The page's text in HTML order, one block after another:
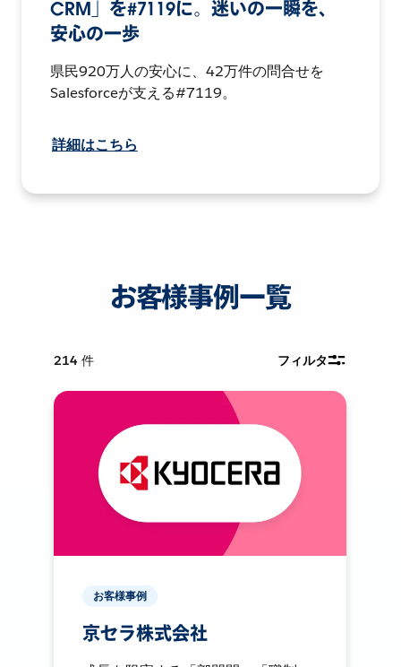
CRM」を#7119に。迷いの一瞬を、
安心の一歩
県民920万人の安心に、42万件の問合せを
Salesforceが支える#7119。
詳細はこちら
お客様事例一覧
214 件 フィルタ
お客様事例
京セラ株式会社